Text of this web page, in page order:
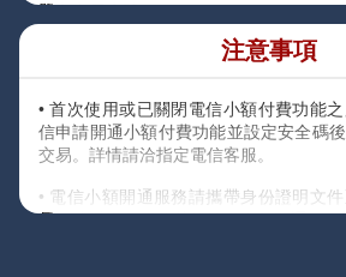
單之交易序號。
• 使用會員轉/扣點，可至會員轉/扣點交易
• 本活動贈送之【虛寶序號】將直接顯
留意之。若需查詢可至領獎專區獎項查詢
注意事項
• 首次使用或已關閉電信小額付費功能
信申請開通小額付費功能並設定安全碼
交易。詳情請洽指定電信客服。
• 電信小額開通服務請攜帶身份證明文
員，或透過各電信其他管道進行開通: